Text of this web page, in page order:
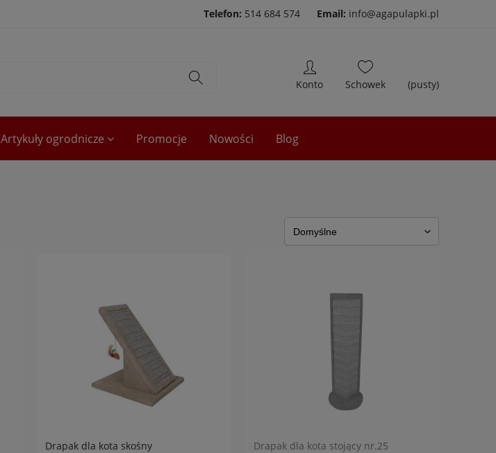
Telefon: 514 684 574 Email: info@agapulapki.pl
(pusty)
Artykuły ogrodnicze Promocje Nowości Blog
Drapak dla kota skośny Drapak dla kota stojący nr.25